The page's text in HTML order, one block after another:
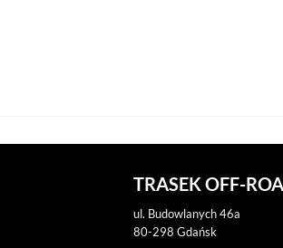
TRASEK OFF-
ul. Budowlanych 46a
80-298 Gdańsk